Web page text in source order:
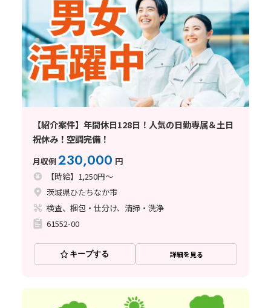
【紹介案件】年間休日128日！人気の日勤専属＆土日
祝休み！空調完備！
月収例230,000 円
【時給】1,250円～
茨城県ひたちなか市
検査、梱包・仕分け、清掃・洗浄
61552-00
キープする 詳細を見る